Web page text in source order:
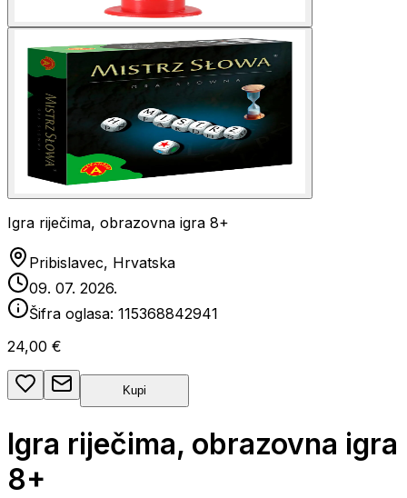
Igra riječima, obrazovna igra 8+
Pribislavec, Hrvatska
09. 07. 2026.
Šifra oglasa: 115368842941
24,00 €
Kupi
Igra riječima, obrazovna igra
8+